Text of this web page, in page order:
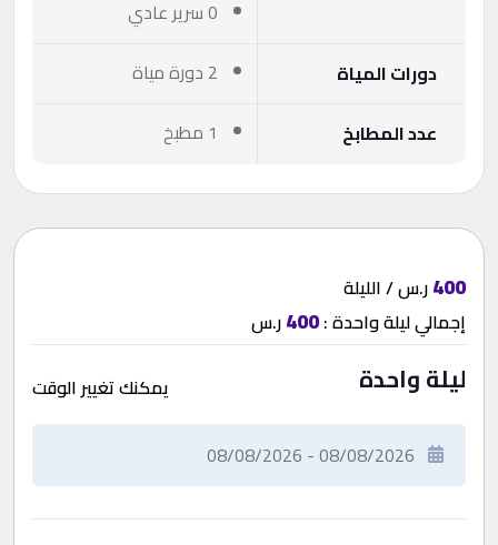
0 سرير عادي
دورات المياة
2 دورة مياة
عدد المطابخ
1 مطبخ
400ر.س / الليلة
إجماليليلة واحدة:
400ر.س
ليلة واحدة يمكنك تغيير الوقت